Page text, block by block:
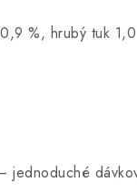
%, hrubý tuk
jednoduché